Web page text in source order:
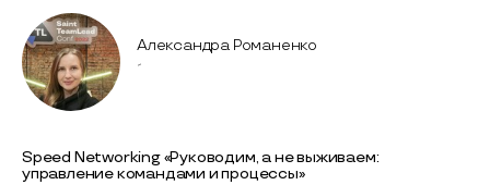
Александра Романенко
-
Speed Networking «Руководим, а не выживаем:
управление командами и процессы»